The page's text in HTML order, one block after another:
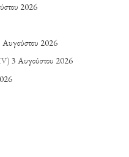
2026
Αυγούστου 2026
3 Αυγούστου 2026